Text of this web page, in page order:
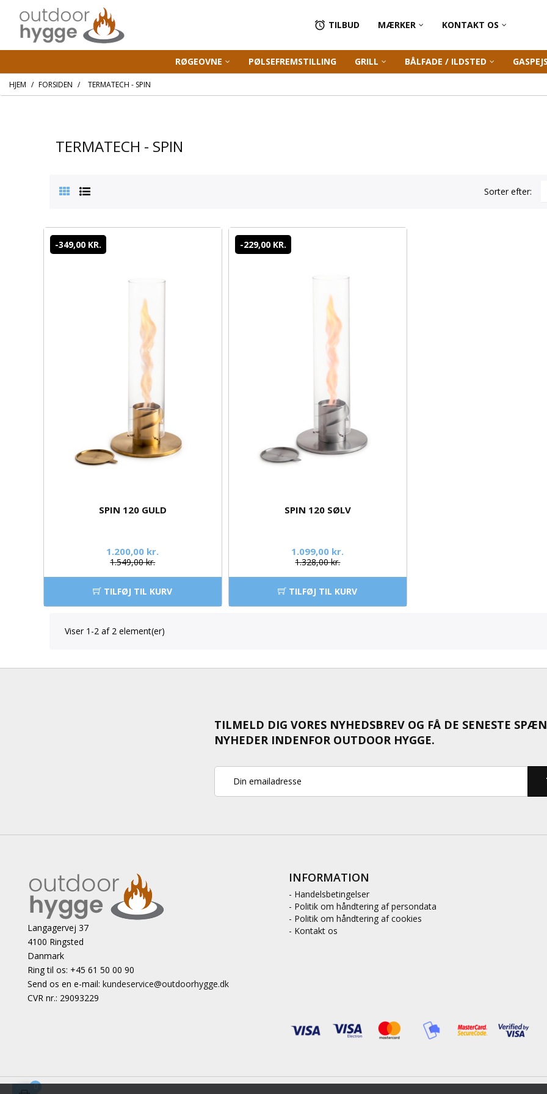
 TILBUD MÆRKER KONTAKT OS
RØGEOVNE PØLSEFREMSTILLING GRILL BÅLFADE / ILDSTED
HJEM FORSIDEN TERMATECH - SPIN
TERMATECH - SPIN
Sorter efter:
-349,00 KR.
SPIN 120 GULD
1.200,00 kr.
1.549,00 kr.
TILFØJ TIL KURV
-229,00 KR.
SPIN 120 SØLV
1.099,00 kr.
1.328,00 kr.
TILFØJ TIL KURV
Viser 1-2 af 2 element(er)
TILMELD DIG VORES NYHEDSBREV OG FÅ DE SENESTE
NYHEDER INDENFOR OUTDOOR HYGGE.
Langagervej 37
4100 Ringsted
Danmark
Ring til os: +45 61 50 00 90
Send os en e-mail: kundeservice@outdoorhygge.dk
CVR nr.: 29093229
INFORMATION
- Handelsbetingelser
- Politik om håndtering af persondata
- Politik om håndtering af cookies
- Kontakt os
0